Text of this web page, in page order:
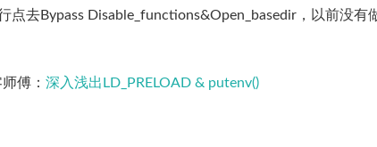
点去Bypass Disable_functions&Open_basedir，以前没有
傅： 深入浅出LD_PRELOAD & putenv()